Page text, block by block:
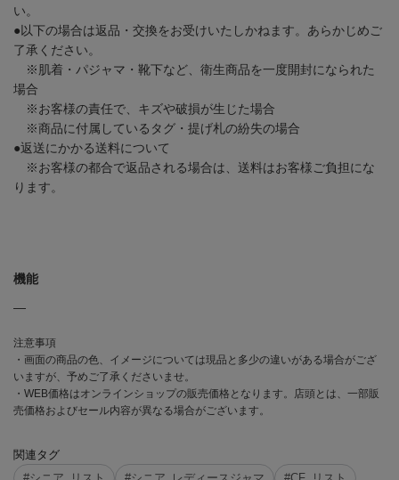
い。
●以下の場合は返品・交換をお受けいたしかねます。あらかじめご
了承ください。
※肌着・パジャマ・靴下など、衛生商品を一度開封になられた
場合
※お客様の責任で、キズや破損が生じた場合
※商品に付属しているタグ・提げ札の紛失の場合
●返送にかかる送料について
※お客様の都合で返品される場合は、送料はお客様ご負担にな
ります。
機能
―
注意事項
・画面の商品の色、イメージについては現品と多少の違いがある場合がござ
いますが、予めご了承くださいませ。
・WEB価格はオンラインショップの販売価格となります。店頭とは、一部販
売価格およびセール内容が異なる場合がございます。
関連タグ